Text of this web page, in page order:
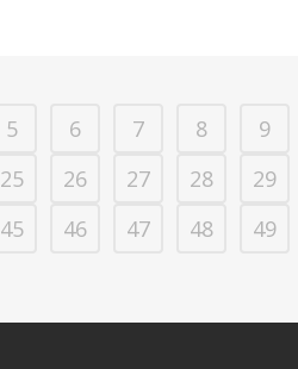
5 6 7 8 9
25 26 27 28 29
45 46 47 48 49